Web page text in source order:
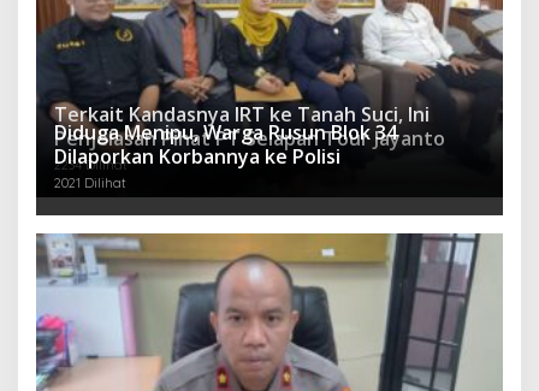
Terkait Kandasnya IRT ke Tanah Suci, Ini
Penjelasan Pihat PT Selapan Tour Jayanto
2234 Dilihat
Diduga Menipu, Warga Rusun Blok 34
Dilaporkan Korbannya ke Polisi
2021 Dilihat